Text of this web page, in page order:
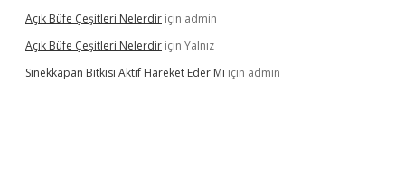
Açık Büfe Çeşitleri Nelerdir için admin
Açık Büfe Çeşitleri Nelerdir için Yalnız
Sinekkapan Bitkisi Aktif Hareket Eder Mi için admin